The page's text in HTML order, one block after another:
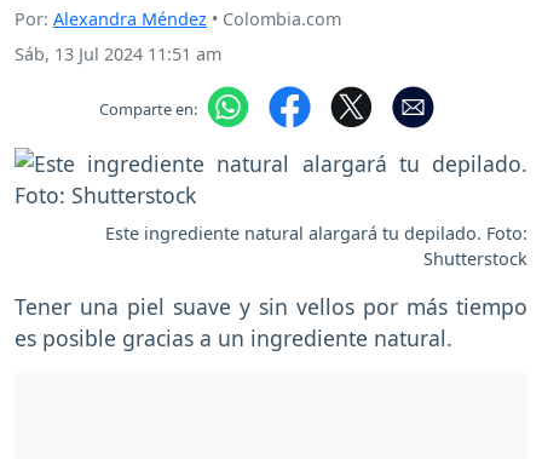
Por: Alexandra Méndez • Colombia.com
Sáb, 13 Jul 2024 11:51 am
Comparte en:
Este ingrediente natural alargará tu depilado. Foto:
Shutterstock
Tener una piel suave y sin vellos por más tiempo
es posible gracias a un ingrediente natural.